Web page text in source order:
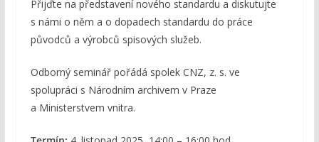
Přijďte na představení nového standardu a diskutujte
s námi o něm a o dopadech standardu do práce
původců a výrobců spisových služeb.
Odborný seminář pořádá spolek CNZ, z. s. ve
spolupráci s Národním archivem v Praze
a Ministerstvem vnitra.